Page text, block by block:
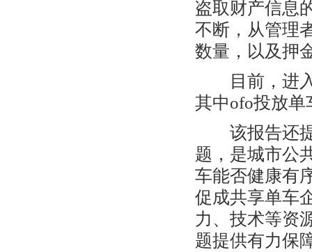
盗取财产信息
不断，从管理
数量，以及押
目前，进入
其中ofo投放单
该报告还提
题，是城市公
车能否健康有
促成共享单车
力、技术等资
题提供有力保